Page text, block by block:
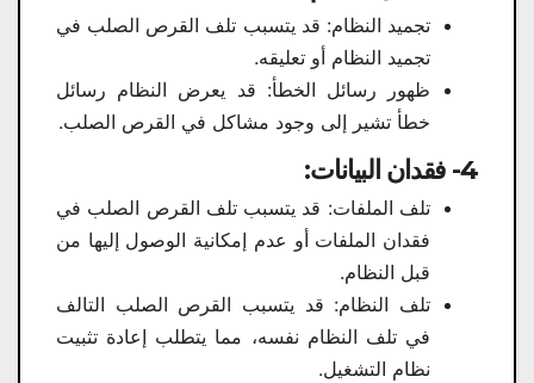
تجميد النظام: قد يتسبب تلف القرص الصلب في
تجميد النظام أو تعليقه.
ظهور رسائل الخطأ: قد يعرض النظام رسائل
خطأ تشير إلى وجود مشاكل في القرص الصلب.
4- فقدان البيانات:
تلف الملفات: قد يتسبب تلف القرص الصلب في
فقدان الملفات أو عدم إمكانية الوصول إليها من
قبل النظام.
تلف النظام: قد يتسبب القرص الصلب التالف
في تلف النظام نفسه، مما يتطلب إعادة تثبيت
نظام التشغيل.